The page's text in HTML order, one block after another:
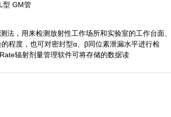
型 GM管
法，用来检测放射性工作场所和实验室的工作台面、
程度，也可对密封型α、β同位素泄漏水平进行检
辐射剂量管理软件可将存储的数据读